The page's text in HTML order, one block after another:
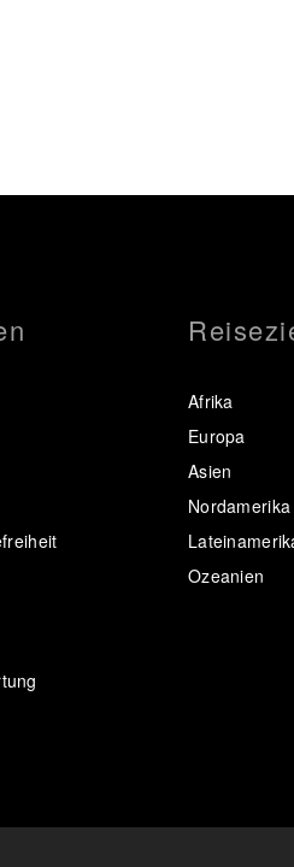
Afrika
Europa
Asien
Ozeanien